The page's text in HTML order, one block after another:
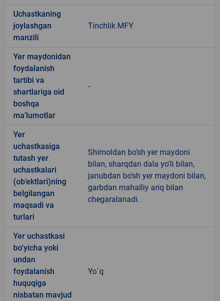
Uchastkaning
joylashgan
manzili
Tinchlik MFY
Yer maydonidan
foydalanish
tartibi va
shartlariga oid
boshqa
ma’lumotlar
-
Yer
uchastkasiga
tutash yer
uchastkalari
(ob’ektlari)ning
belgilangan
maqsadi va
turlari
Shimoldan bo'sh yer maydoni
bilan, sharqdan dala yo'li bilan,
janubdan bo'sh yer maydoni bilan,
garbdan mahalliy ariq bilan
chegaralanadi.
Yer uchastkasi
bo‘yicha yoki
undan
foydalanish
huquqiga
nisbatan mavjud
Yo`q